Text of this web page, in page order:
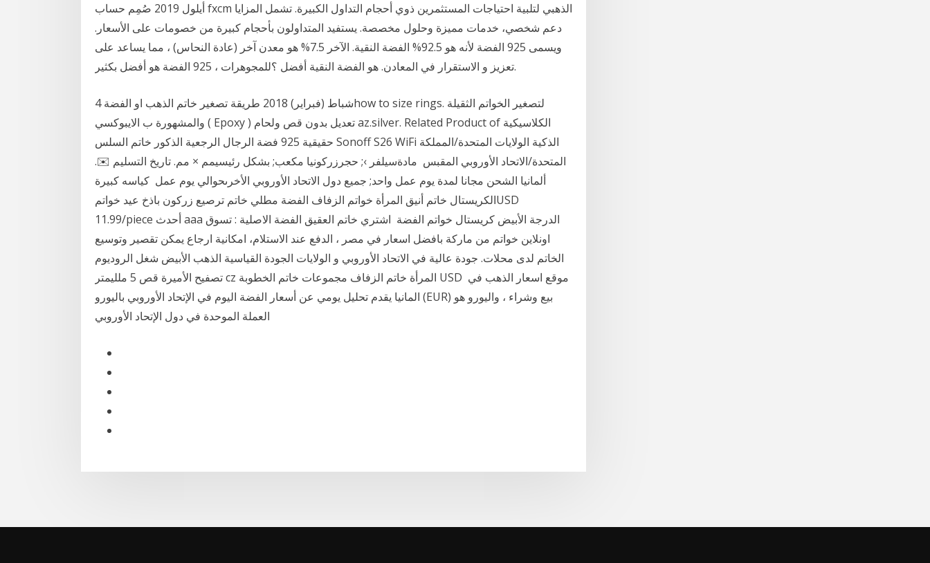
أيلول 2019 صُمِم حساب fxcm الذهبي لتلبية احتياجات المستثمرين ذوي أحجام التداول الكبيرة. تشمل المزايا
دعم شخصي، خدمات مميزة وحلول مخصصة. يستفيد المتداولون بأحجام كبيرة من خصومات على الأسعار.
ويسمى 925 الفضة لأنه هو 92.5% الفضة النقية. الآخر 7.5% هو معدن آخر (عادة النحاس) ، مما يساعد على
تعزيز و الاستقرار في المعادن. هو الفضة النقية أفضل ؟للمجوهرات ، 925 الفضة هو أفضل بكثير.
4 شباط (فبراير) 2018 طريقة تصغير خاتم الذهب او الفضةhow to size rings. لتصغير الخواتم الثقيلة
والمشهورة ب الايبوكسي ( Epoxy ) تعديل بدون قص ولحام az.silver. Related Product of الكلاسيكية
حقيقية 925 فضة الرجال الرجعية الذكور خاتم السلس Sonoff S26 WiFi الذكية الولايات المتحدة/المملكة
المتحدة/الاتحاد الأوروبي المقبس مادةسيلفر ›; حجرزركونيا مكعب; بشكل رئيسيمم × مم. تاريخ التسليم ✉️.
ألمانيا الشحن مجانا لمدة يوم عمل واحد; جميع دول الاتحاد الأوروبي الأخرىحوالي يوم عمل كياسه كبيرة
الكريستال خاتم أنيق المرأة خواتم الزفاف الفضة مطلي خاتم ترصيع زركون باذخ عيد خواتمUSD
11.99/piece أحدث aaa الدرجة الأبيض كريستال خواتم الفضة اشتري خاتم العقيق الفضة الاصلية : تسوق
اونلاين خواتم من ماركة بافضل اسعار في مصر ، الدفع عند الاستلام، امكانية ارجاع يمكن تقصير وتوسيع
الخاتم لدى محلات. جودة عالية في الاتحاد الأوروبي و الولايات الجودة القياسية الذهب الأبيض شغل الروديوم
تصفيح الأميرة قص 5 ملليمتر cz المرأة خاتم الزفاف مجموعات خاتم الخطوبة USD موقع اسعار الذهب في
المانيا يقدم تحليل يومي عن أسعار الفضة اليوم في الإتحاد الأوروبي باليورو (EUR) بيع وشراء ، واليورو هو